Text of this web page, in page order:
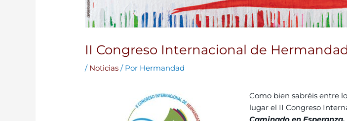
II Congreso Internacional de
/ Noticias / Por Hermandad
Como bien sabréis entre
lugar el II Congreso